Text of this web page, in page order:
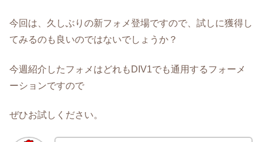
今回は、久しぶりの新フォメ登場ですので、試しに獲得し
てみるのも良いのではないでしょうか？
今週紹介したフォメはどれもDIV1でも通用するフォーメ
ーションですので
ぜひお試しください。